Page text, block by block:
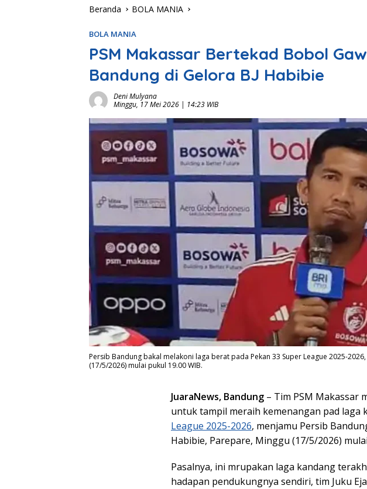
Beranda BOLA MANIA
BOLA MANIA
PSM Makassar Bertekad Bobol
Bandung di Gelora BJ Habibie
Deni Mulyana
Minggu, 17 Mei 2026 | 14:23 WIB
Persib Bandung bakal melakoni laga berat pada Pekan 33 Super League 2025-
(17/5/2026) mulai pukul 19.00 WIB.
JuaraNews, Bandung – Tim PSM Makassar
untuk tampil meraih kemenangan pad laga
League 2025-2026, menjamu Persib
Habibie, Parepare, Minggu (17/5/2026)
Pasalnya, ini mrupakan laga kandang
hadapan pendukungnya sendiri, tim Juku